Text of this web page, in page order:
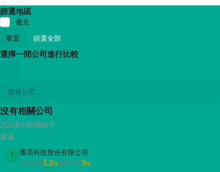
篩選地區
臺北
重置
篩選全部
選擇一間公司進行比較
沒有相關公司
試試看別的關鍵字
建議
1 重高科技股份有限公司
公司評價2.2/5面試評價3/5